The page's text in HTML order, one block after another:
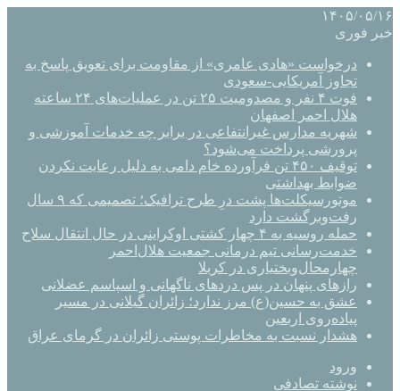
۱۴۰۵/۰۵/۱۶
خبر فوری
درخواست «هادی عامری» از مقاومت برای تعویق پاسخ به
تجاوز آمریکایی-سعودی
فوت ۴ نفر و مصدومیت ۲۵ تن در عملیات‌های ۲۴ ساعته
هلال احمر اصفهان
شهریه مدارس غیرانتفاعی در برابر چه خدمات آموزشی و
پرورشی پرداخت می‌شود؟
توقیف ۴۵۰ تن فرآورده خام دامی به دلیل رعایت نکردن
ضوابط بهداشتی
موتورسیکلت‌ها پشت درِ طرح ترافیک؛ تصمیمی که ۹ سال
رفت‌وبرگشت دارد
حمله روسیه به ۴ چهار کشتی اوکراینی در حال انتقال سلاح
خدمت‌رسانی تیم درمانی جمعیت هلال‌احمر
چهارمحال‌وبختیاری در کربلا
رازهای پنهان در پس دردهای ناگهانی و اسپاسم عضلانی
عشق به حسین(ع) مرز ندارد؛ زائران گیلانی در مسیر
پیاده‌روی اربعین
هشدار نسبت به مخاطرات پوستی زائران در گرمای عراق
ورود
نوشته تصادفی